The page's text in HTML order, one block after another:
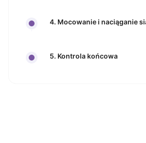
4. Mocowanie i naciąganie
5. Kontrola końcowa